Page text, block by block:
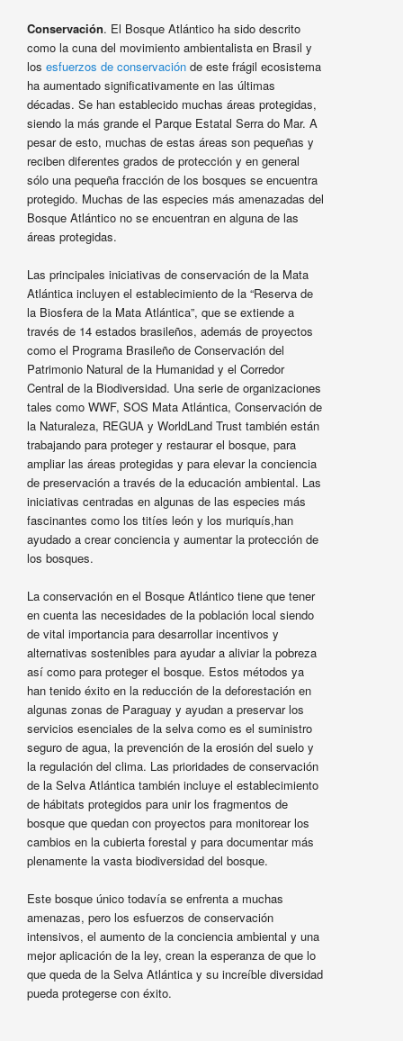
Conservación. El Bosque Atlántico ha sido descrito
como la cuna del movimiento ambientalista en Brasil y
los esfuerzos de conservaciónde este frágil ecosistema
ha aumentado significativamente en las últimas
décadas. Se han establecido muchas áreas protegidas,
siendo la más grande el Parque Estatal Serra do Mar. A
pesar de esto, muchas de estas áreas son pequeñas y
reciben diferentes grados de protección y en general
sólo una pequeña fracción de los bosques se encuentra
protegido. Muchas de las especies más amenazadas del
Bosque Atlántico no se encuentran en alguna de las
áreas protegidas.
Las principales iniciativas de conservación de la Mata
Atlántica incluyen el establecimiento de la “Reserva de
la Biosfera de la Mata Atlántica”, que se extiende a
través de 14 estados brasileños, además de proyectos
como el Programa Brasileño de Conservación del
Patrimonio Natural de la Humanidad y el Corredor
Central de la Biodiversidad. Una serie de organizaciones
tales como WWF, SOS Mata Atlántica, Conservación de
la Naturaleza, REGUA y WorldLand Trust también están
trabajando para proteger y restaurar el bosque, para
ampliar las áreas protegidas y para elevar la conciencia
de preservación a través de la educación ambiental. Las
iniciativas centradas en algunas de las especies más
fascinantes como los titíes león y los muriquís,han
ayudado a crear conciencia y aumentar la protección de
los bosques.
La conservación en el Bosque Atlántico tiene que tener
en cuenta las necesidades de la población local siendo
de vital importancia para desarrollar incentivos y
alternativas sostenibles para ayudar a aliviar la pobreza
así como para proteger el bosque. Estos métodos ya
han tenido éxito en la reducción de la deforestación en
algunas zonas de Paraguay y ayudan a preservar los
servicios esenciales de la selva como es el suministro
seguro de agua, la prevención de la erosión del suelo y
la regulación del clima. Las prioridades de conservación
de la Selva Atlántica también incluye el establecimiento
de hábitats protegidos para unir los fragmentos de
bosque que quedan con proyectos para monitorear los
cambios en la cubierta forestal y para documentar más
plenamente la vasta biodiversidad del bosque.
Este bosque único todavía se enfrenta a muchas
amenazas, pero los esfuerzos de conservación
intensivos, el aumento de la conciencia ambiental y una
mejor aplicación de la ley, crean la esperanza de que lo
que queda de la Selva Atlántica y su increíble diversidad
pueda protegerse con éxito.